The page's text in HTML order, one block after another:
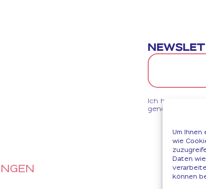
Um
wie
Daten
können
Ich habe die
genommen und